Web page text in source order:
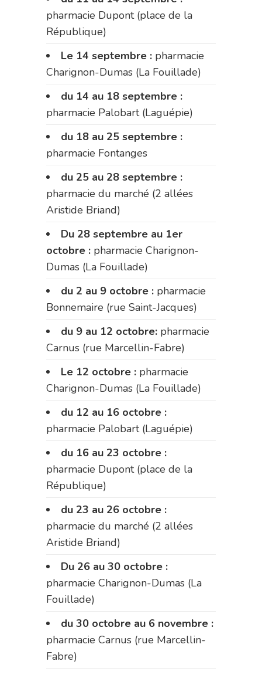
pharmacie Dupont (place de la
République)
Le 14 septembre : pharmacie
Charignon-Dumas (La Fouillade)
du 14 au 18 septembre :
pharmacie Palobart (Laguépie)
du 18 au 25 septembre :
pharmacie Fontanges
du 25 au 28 septembre :
pharmacie du marché (2 allées
Aristide Briand)
Du 28 septembre au 1er
octobre : pharmacie Charignon-
Dumas (La Fouillade)
du 2 au 9 octobre : pharmacie
Bonnemaire (rue Saint-Jacques)
du 9 au 12 octobre: pharmacie
Carnus (rue Marcellin-Fabre)
Le 12 octobre : pharmacie
Charignon-Dumas (La Fouillade)
du 12 au 16 octobre :
pharmacie Palobart (Laguépie)
du 16 au 23 octobre :
pharmacie Dupont (place de la
République)
du 23 au 26 octobre :
pharmacie du marché (2 allées
Aristide Briand)
Du 26 au 30 octobre :
pharmacie Charignon-Dumas (La
Fouillade)
du 30 octobre au 6 novembre :
pharmacie Carnus (rue Marcellin-
Fabre)